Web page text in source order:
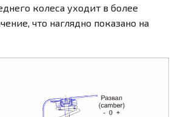
колеса уходит в более
что наглядно показано на